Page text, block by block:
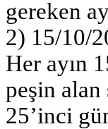
gereken
2) 15/10/
Her ayın
peşin alan
25’inci